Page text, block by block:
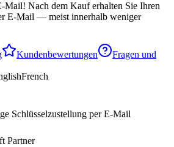
Mail! Nach dem Kauf erhalten Sie Ihren
E-Mail — meist innerhalb weniger
Kundenbewertungen
Fragen und
French
Schlüsselzustellung per E-Mail
Partner